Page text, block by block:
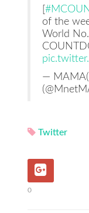
of the
World
—
Twitter
0